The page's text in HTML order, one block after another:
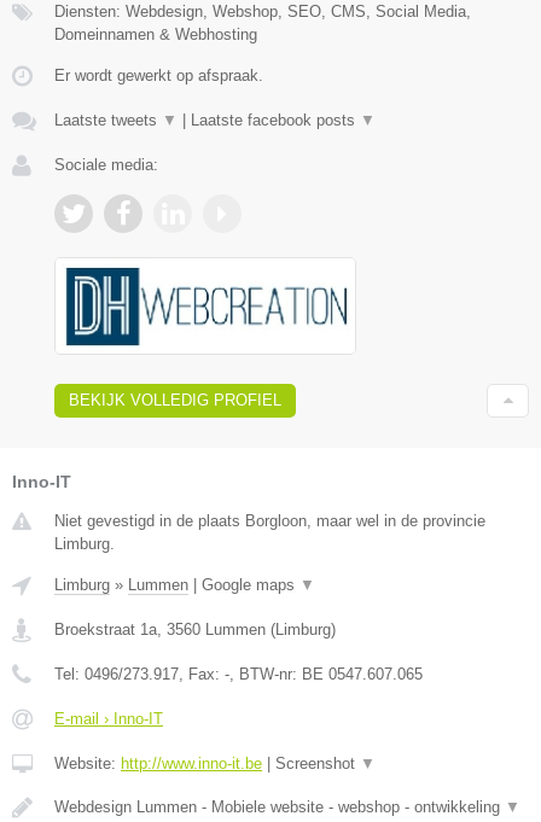
Diensten: Webdesign, Webshop, SEO, CMS, Social Media,
Domeinnamen & Webhosting
Er wordt gewerkt op afspraak.
Laatste tweets ▼ | Laatste facebook posts ▼
Sociale media:
BEKIJK VOLLEDIG PROFIEL
Inno-IT
Niet gevestigd in de plaats Borgloon, maar wel in de provincie
Limburg.
Limburg » Lummen Google maps ▼
Broekstraat 1a, 3560 Lummen (Limburg)
Tel: 0496/273.917, Fax: -, BTW-nr: BE 0547.607.065
E-mail › Inno-IT
Website: http://www.inno-it.be Screenshot ▼
Webdesign Lummen - Mobiele website - webshop - ontwikkeling ▼